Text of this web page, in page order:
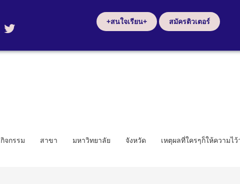
+สนใจเรียน+ สมัครติวเตอร์
กิจกรรม สาขา มหาวิทยาลัย จังหวัด เหตุผลที่ใครๆก็ให้ความไว้